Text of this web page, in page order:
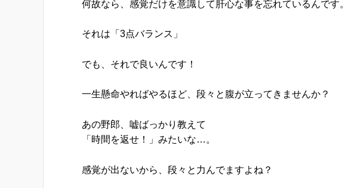
何故なら、感覚だけを意識して肝心な事を忘れているんです。
それは「3点バランス」
でも、それで良いんです！
一生懸命やればやるほど、段々と腹が立ってきませんか？
あの野郎、嘘ばっかり教えて
「時間を返せ！」みたいな…。
感覚が出ないから、段々と力んでますよね？